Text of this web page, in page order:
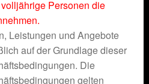
Personen die
Leistungen und Angebote
auf der Grundlage dieser
Die
gelten